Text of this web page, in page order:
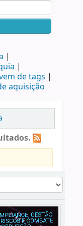
de tags
aquisição